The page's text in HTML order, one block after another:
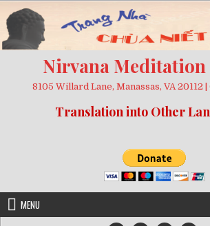
to
content
Nirvana Meditation
8105 Willard Lane, Manassas, VA 20112
Translation into Other
MENU